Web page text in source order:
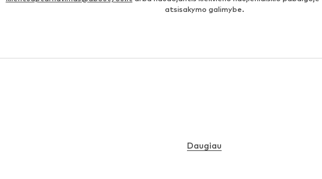
atsisakymo galimybe.
Daugiau